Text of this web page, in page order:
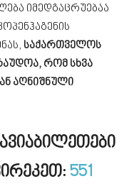
იმედგაცრუებაა
საქართველოს
რომ სხვა
აღნიშნული
551